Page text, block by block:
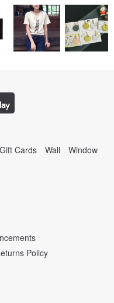
Cards Wall Window
Policy